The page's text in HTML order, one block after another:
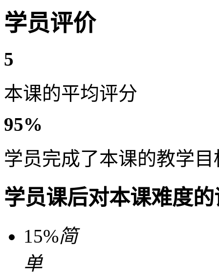
学员评价
5
本课的平均评分
95%
学员完成了本课的教学目
学员课后对本课难度
15%简
单